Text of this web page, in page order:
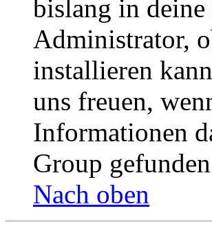
bislang in deine
Administrator,
installieren
uns freuen,
Informationen
Group
Nach oben